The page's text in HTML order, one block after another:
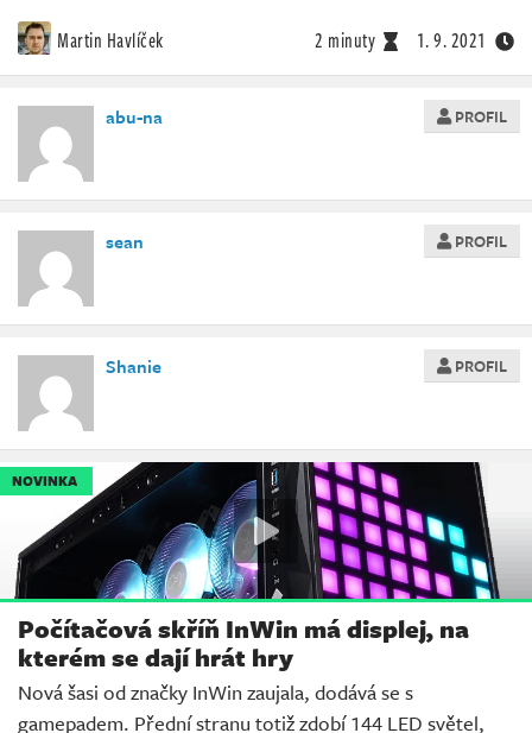
Martin Havlíček 2 minuty 1. 9. 2021
abu-na PROFIL
sean PROFIL
Shanie PROFIL
NOVINKA
Počítačová skříň InWin má displej, na
kterém se dají hrát hry
Nová šasi od značky InWin zaujala, dodává se s
gamepadem. Přední stranu totiž zdobí 144 LED světel,